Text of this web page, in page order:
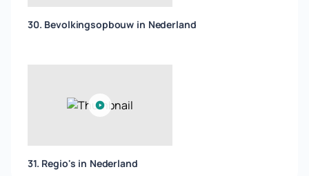
30. Bevolkingsopbouw in Nederland
31. Regio's in Nederland